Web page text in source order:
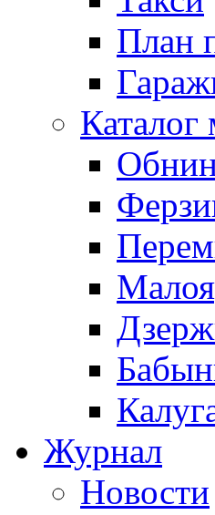
План
Журнал
Новости